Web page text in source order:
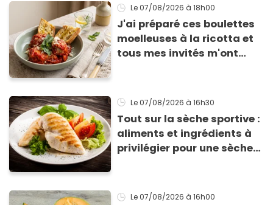
Le 07/08/2026 à 18h00
J'ai préparé ces boulettes
moelleuses à la ricotta et
tous mes invités m'ont
Le 07/08/2026 à 16h30
Tout sur la sèche sportive :
aliments et ingrédients à
privilégier pour une sèche
Le 07/08/2026 à 16h00